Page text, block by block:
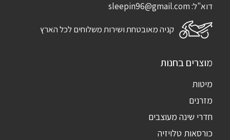
דוא"ל:sleepin96@gmail.com
קניה מאובטחת ושירות משלוחים לכל הארץ
מוצרים בחנות
מיטות
מזרנים
חדרי שינה מעוצבים
כורסאות טלויזיה